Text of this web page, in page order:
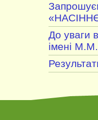
До уваги
імені